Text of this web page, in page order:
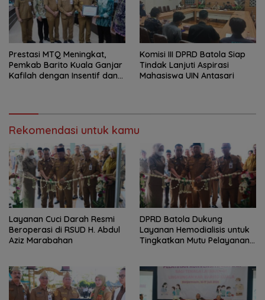
Prestasi MTQ Meningkat,
Pemkab Barito Kuala Ganjar
Kafilah dengan Insentif dan
Komisi III DPRD Batola Siap
Tindak Lanjuti Aspirasi
Mahasiswa UIN Antasari
Rekomendasi untuk kamu
Layanan Cuci Darah Resmi
Beroperasi di RSUD H. Abdul
Aziz Marabahan
DPRD Batola Dukung
Layanan Hemodialisis untuk
Tingkatkan Mutu Pelayanan